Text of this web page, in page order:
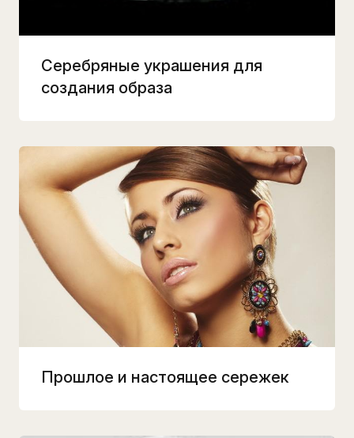
Серебряные украшения для
создания образа
Прошлое и настоящее сережек